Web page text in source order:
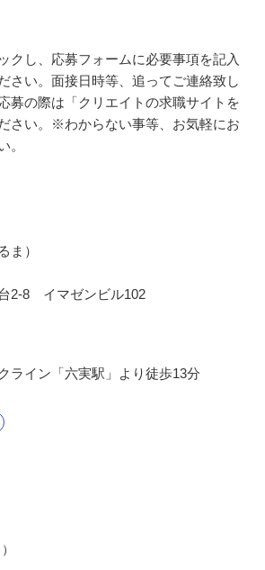
クし、応募フォームに必要事項を記入
さい。面接日時等、追ってご連絡致し
募の際は「クリエイトの求職サイトを
さい。※わからない事等、お気軽にお
。
ま）
2-8 イマゼンビル102
ライン「六実駅」より徒歩13分